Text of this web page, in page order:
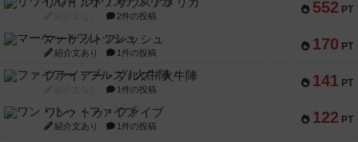
552 PT
2件の投稿
170 PT
マーケットフレッシュ
紹介文あり 1件の投稿
141 PT
ファイアー・ブルズ / 火牛陣
1件の投稿
122 PT
ワン・トゥ・ファイブ
紹介文あり 1件の投稿